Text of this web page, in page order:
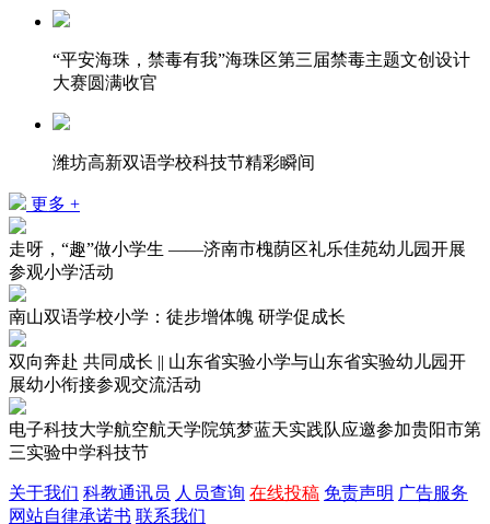
“平安海珠，禁毒有我”海珠区第三届禁毒主题文创设计
大赛圆满收官
潍坊高新双语学校科技节精彩瞬间
更多 +
走呀，“趣”做小学生 ——济南市槐荫区礼乐佳苑幼儿园开展
参观小学活动
南山双语学校小学：徒步增体魄 研学促成长
双向奔赴 共同成长 || 山东省实验小学与山东省实验幼儿园开
展幼小衔接参观交流活动
电子科技大学航空航天学院筑梦蓝天实践队应邀参加贵阳市第
三实验中学科技节
关于我们 科教通讯员 人员查询 在线投稿 免责声明 广告服务
网站自律承诺书 联系我们